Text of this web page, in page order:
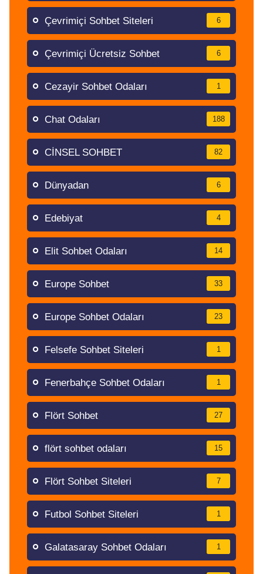
Çevrimiçi Sohbet Siteleri 6
Çevrimiçi Ücretsiz Sohbet 6
Cezayir Sohbet Odaları 1
Chat Odaları 188
CİNSEL SOHBET 82
Dünyadan 6
Edebiyat 4
Elit Sohbet Odaları 14
Europe Sohbet 33
Europe Sohbet Odaları 23
Felsefe Sohbet Siteleri 1
Fenerbahçe Sohbet Odaları 1
Flört Sohbet 27
flört sohbet odaları 15
Flört Sohbet Siteleri 7
Futbol Sohbet Siteleri 1
Galatasaray Sohbet Odaları 1